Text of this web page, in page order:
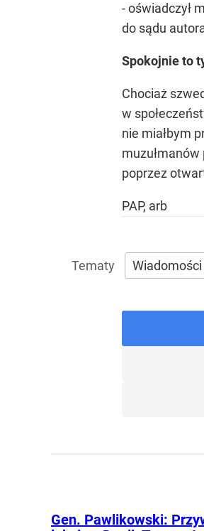
- oświadczył
do sądu
Spokojnie to
Chociaż
w
nie miałbym
poprzez
PAP, arb
Wiadomości
Gen. Pawlikowski: